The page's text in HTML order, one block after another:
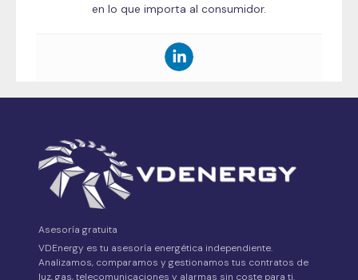
en lo que importa al consumidor.
Asesoría gratuita
VDEnergy es tu asesoría energética independiente.
Analizamos, comparamos y gestionamos tus contratos de
luz, gas, telecomunicaciones y alarmas sin coste para ti.